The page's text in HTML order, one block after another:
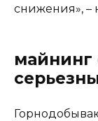
снижения», –
майнинг